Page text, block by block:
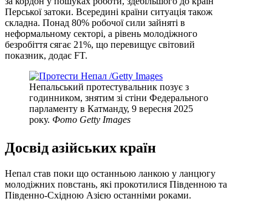
Перської затоки. Всередині країни ситуація також
складна. Понад 80% робочої сили зайняті в
неформальному секторі, а рівень молодіжного
безробіття сягає 21%, що перевищує світовий
показник, додає FT.
Непальський протестувальник позує з
годинником, знятим зі стіни Федерального
парламенту в Катманду, 9 вересня 2025
року. Фото Getty Images
Досвід азійських країн
Непал став поки що останньою ланкою у ланцюгу
молодіжних повстань, які прокотилися Південною та
Південно-Східною Азією останніми роками.